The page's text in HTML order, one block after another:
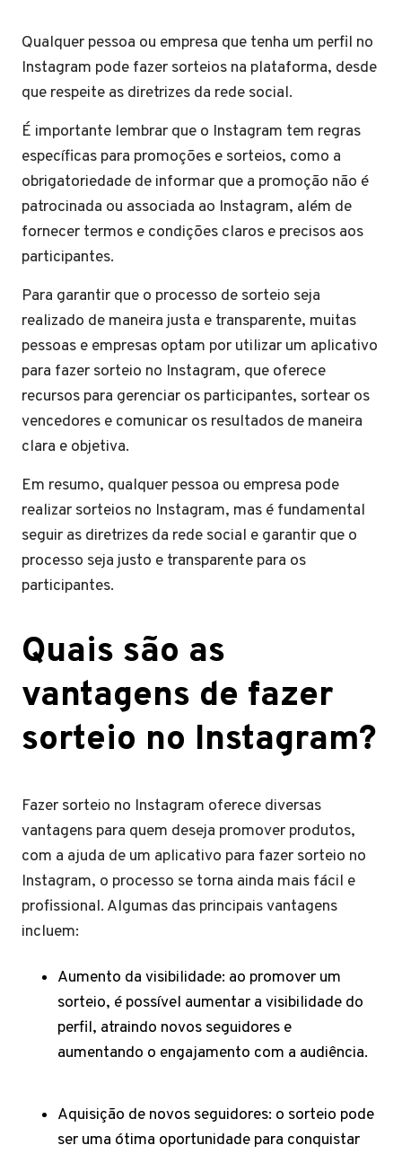
Qualquer pessoa ou empresa que tenha um perfil no
Instagram pode fazer sorteios na plataforma, desde
que respeite as diretrizes da rede social.
É importante lembrar que o Instagram tem regras
específicas para promoções e sorteios, como a
obrigatoriedade de informar que a promoção não é
patrocinada ou associada ao Instagram, além de
fornecer termos e condições claros e precisos aos
participantes.
Para garantir que o processo de sorteio seja
realizado de maneira justa e transparente, muitas
pessoas e empresas optam por utilizar um aplicativo
para fazer sorteio no Instagram, que oferece
recursos para gerenciar os participantes, sortear os
vencedores e comunicar os resultados de maneira
clara e objetiva.
Em resumo, qualquer pessoa ou empresa pode
realizar sorteios no Instagram, mas é fundamental
seguir as diretrizes da rede social e garantir que o
processo seja justo e transparente para os
participantes.
Quais são as
vantagens de fazer
sorteio no Instagram?
Fazer sorteio no Instagram oferece diversas
vantagens para quem deseja promover produtos,
com a ajuda de um aplicativo para fazer sorteio no
Instagram, o processo se torna ainda mais fácil e
profissional. Algumas das principais vantagens
incluem:
Aumento da visibilidade: ao promover um
sorteio, é possível aumentar a visibilidade do
perfil, atraindo novos seguidores e
aumentando o engajamento com a audiência.
Aquisição de novos seguidores: o sorteio pode
ser uma ótima oportunidade para conquistar